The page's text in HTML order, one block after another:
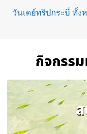
วันเดย์ทริปกระบี่ ทั้ง
กิจกรรม